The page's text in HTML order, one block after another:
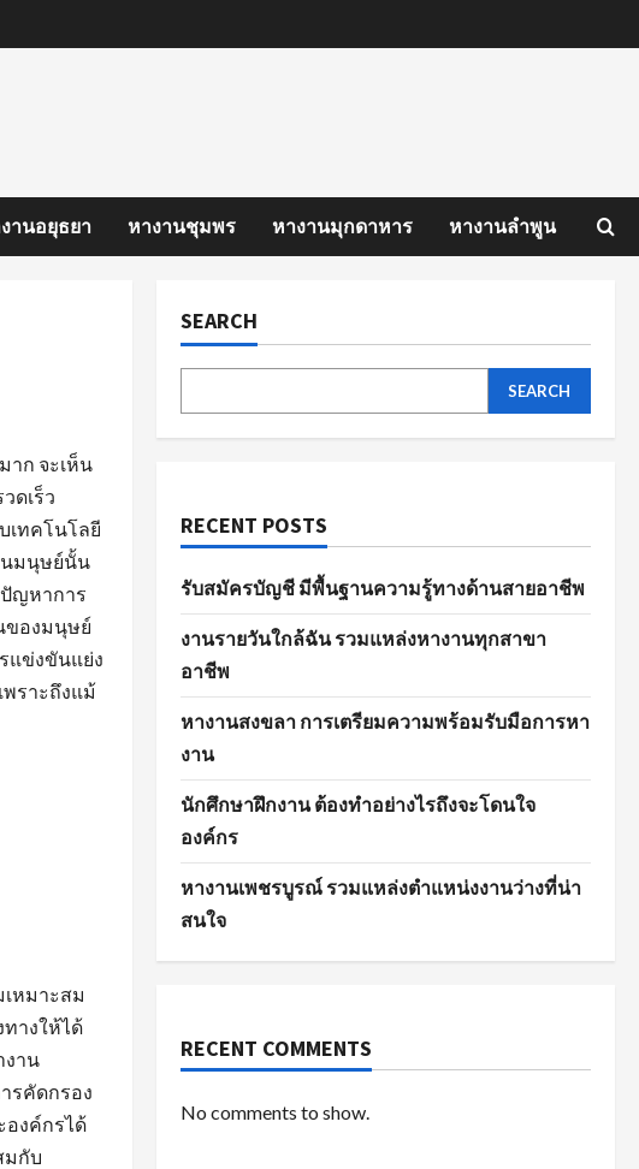
านอยุธยา หางานชุมพร หางานมุกดาหาร หางานลำพูน
าก จะเห็น
ดเร็ว
เทคโนโลยี
นมนุษย์นั้น
ญหาการ
ของมนุษย์
แข่งขันแย่ง
ราะถึงแม้
หมาะสม
างให้ได้
งาน
รคัดกรอง
องค์กรได้
มกับ
SEARCH
SEARCH
RECENT POSTS
รับสมัครบัญชี มีพื้นฐานความรู้ทางด้านสายอาชีพ
งานรายวันใกล้ฉัน รวมแหล่งหางานทุกสาขา
อาชีพ
หางานสงขลา การเตรียมความพร้อมรับมือการหา
งาน
นักศึกษาฝึกงาน ต้องทำอย่างไรถึงจะโดนใจ
องค์กร
หางานเพชรบูรณ์ รวมแหล่งตำแหน่งงานว่างที่น่า
สนใจ
RECENT COMMENTS
No comments to show.